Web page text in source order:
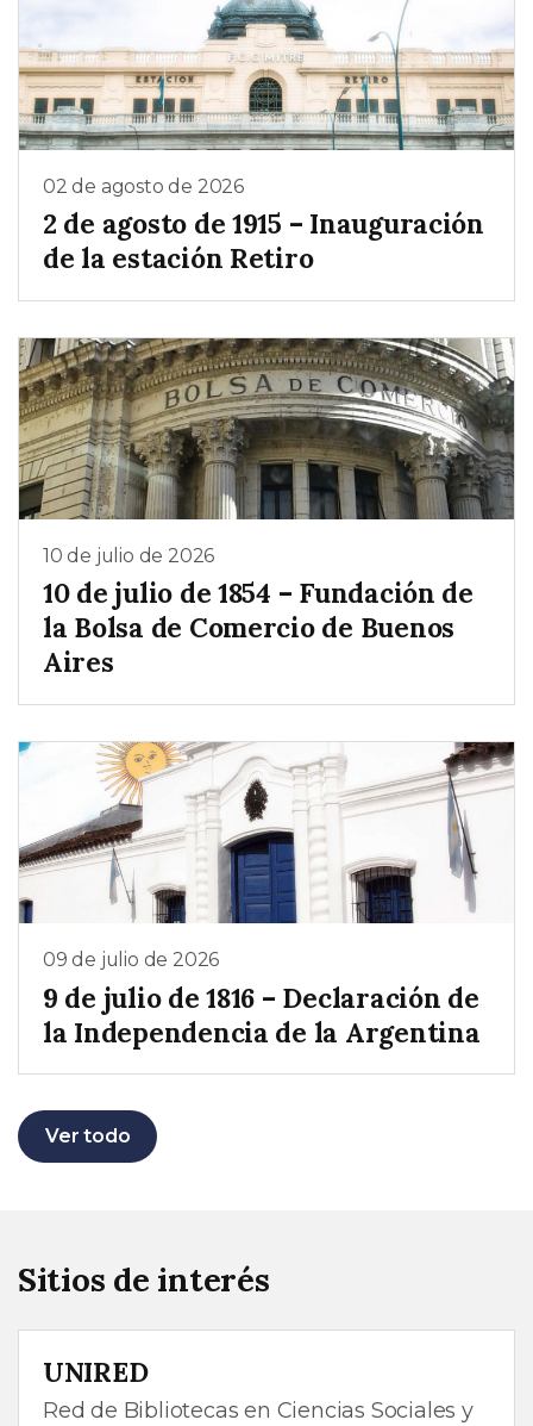
02 de agosto de 2026
2 de agosto de 1915 – Inauguración
de la estación Retiro
10 de julio de 2026
10 de julio de 1854 – Fundación de
la Bolsa de Comercio de Buenos
Aires
09 de julio de 2026
9 de julio de 1816 – Declaración de
la Independencia de la Argentina
Ver todo
Sitios de interés
UNIRED
Red de Bibliotecas en Ciencias Sociales y